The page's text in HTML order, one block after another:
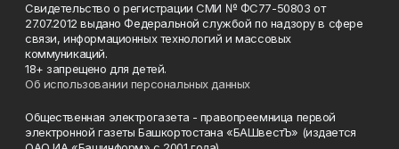
Свидетельство о регистрации СМИ № ФС77-50803 от
27.07.2012 выдано Федеральной службой по надзору в сфере
связи, информационных технологий и массовых
коммуникаций.
18+ запрещено для детей.
Об использовании персональных данных
Общественная электрогазета - правопреемница первой
электронной газеты Башкортостана «БАШвестЪ» (издается